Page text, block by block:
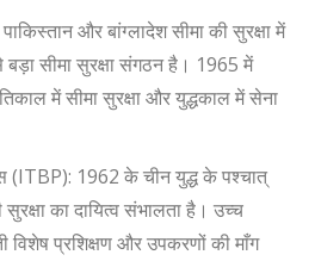
पाकिस्तान और बांग्लादेश सीमा की सुरक्षा में
सीमा सुरक्षा संगठन है। 1965 में
में सीमा सुरक्षा और युद्धकाल में सेना
(ITBP): 1962 के चीन युद्ध के पश्चात्
का दायित्व संभालता है। उच्च
विशेष प्रशिक्षण और उपकरणों की माँग